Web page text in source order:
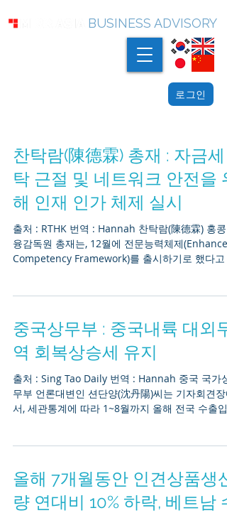
BUSINESS ADVISORY
로그인
찬탁람(陳德霖) 총재 : 자금세
탁 근절 및 네트워크 안전을
해 인재 인가 체제 실시
출처 : RTHK 번역 : Hannah 찬탁람(陳德霖) 홍콩금
융감독원 총재는, 12월에 전문능력체제(Enhanced
Competency Framework)를 출시하기로 했다고
중국상무부 : 중국내륙 대외무
역 회복상승세 유지
출처 : Sing Tao Daily 번역 : Hannah 중국 국가상
무부 언론대변인 션단양(沈丹陽)씨는 기자회견장
서, 세관통계에 따라 1~8월까지 올해 전국 수출입
올해 7개월동안 인견상품생산
량 연대비 10% 하락, 베트남 수